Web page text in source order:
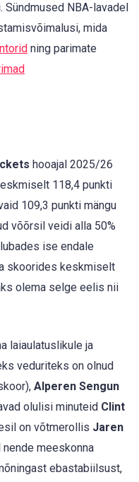
NBA-lavadel
mida
ning parimate
hooajal 2025/26
118,4 punkti
109,3 punkti mängu
võõrsil veidi alla 50%
ise endale
skoorides keskmiselt
olema selge eelis nii
laiaulatuslikule ja
veduriteks on olnud
Alperen Sengun
olulisi minuteid Clint
on võtmerollis Jaren
nende meeskonna
ebastabiilsust,